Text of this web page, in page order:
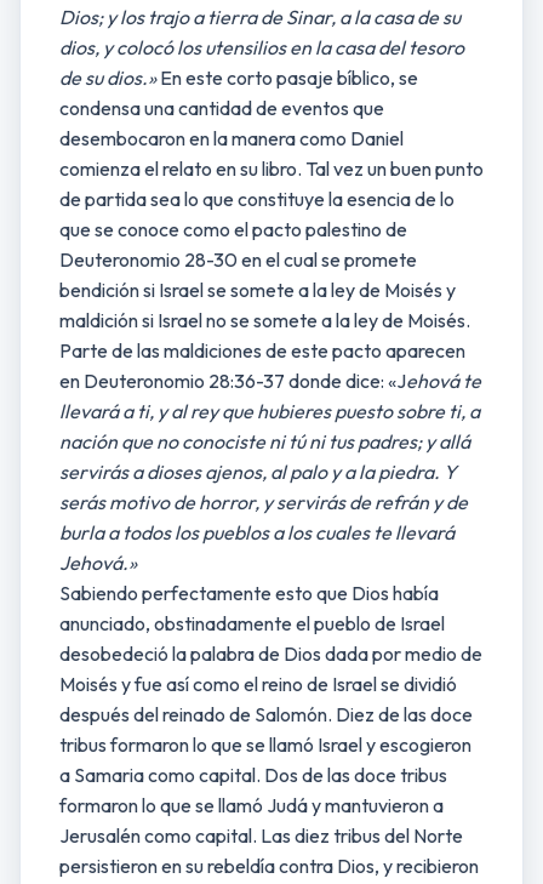
Dios; y los trajo a tierra de Sinar, a la casa de su
dios, y colocó los utensilios en la casa del tesoro
de su dios.»En este corto pasaje bíblico, se
condensa una cantidad de eventos que
desembocaron en la manera como Daniel
comienza el relato en su libro. Tal vez un buen punto
de partida sea lo que constituye la esencia de lo
que se conoce como el pacto palestino de
Deuteronomio 28-30 en el cual se promete
bendición si Israel se somete a la ley de Moisés y
maldición si Israel no se somete a la ley de Moisés.
Parte de las maldiciones de este pacto aparecen
en Deuteronomio 28:36-37 donde dice: «Jehová te
llevará a ti, y al rey que hubieres puesto sobre ti, a
nación que no conociste ni tú ni tus padres; y allá
servirás a dioses ajenos, al palo y a la piedra. Y
serás motivo de horror, y servirás de refrán y de
burla a todos los pueblos a los cuales te llevará
Jehová.»
Sabiendo perfectamente esto que Dios había
anunciado, obstinadamente el pueblo de Israel
desobedeció la palabra de Dios dada por medio de
Moisés y fue así como el reino de Israel se dividió
después del reinado de Salomón. Diez de las doce
tribus formaron lo que se llamó Israel y escogieron
a Samaria como capital. Dos de las doce tribus
formaron lo que se llamó Judá y mantuvieron a
Jerusalén como capital. Las diez tribus del Norte
persistieron en su rebeldía contra Dios, y recibieron